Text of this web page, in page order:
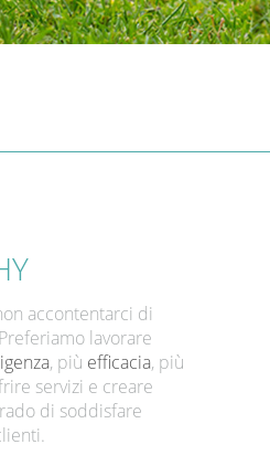
accontentarci di
lavorare
, più efficacia, più
servizi e creare
di soddisfare